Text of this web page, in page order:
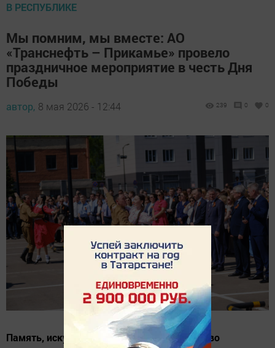
В РЕСПУБЛИКЕ
Мы помним, мы вместе: АО
«Транснефть – Прикамье» провело
праздничное мероприятие в честь Дня
Победы
автор, 8 мая 2026 - 12:44 239 0 0
Память, искусство и корпоративное единство